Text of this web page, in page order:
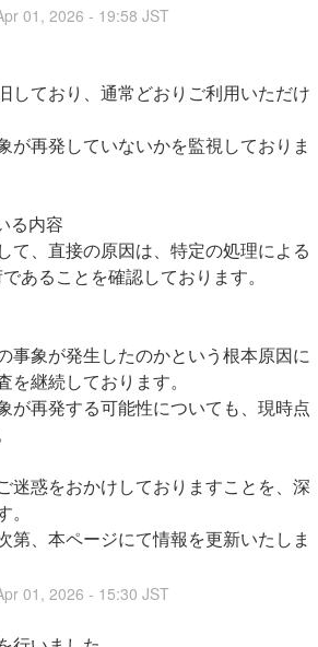
01 , 2026 - 19:58 JST
しており、通常どおりご利用いただけ
が再発していないかを監視しておりま
る内容
て、直接の原因は、特定の処理による
あることを確認しております。
事象が発生したのかという根本原因に
継続しております。
が再発する可能性についても、現時点
迷惑をおかけしておりますことを、深
第、本ページにて情報を更新いたしま
01 , 2026 - 15:30 JST